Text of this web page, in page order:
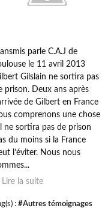
parle C.A.J de
le 11 avril 2013
Gilslain ne sortira pas
prison. Deux ans après
de Gilbert en France
comprenons une chose
ne sortira pas de prison
du moins si la France
l’éviter. Nous nous
Lire la suite
: #Autres témoignages